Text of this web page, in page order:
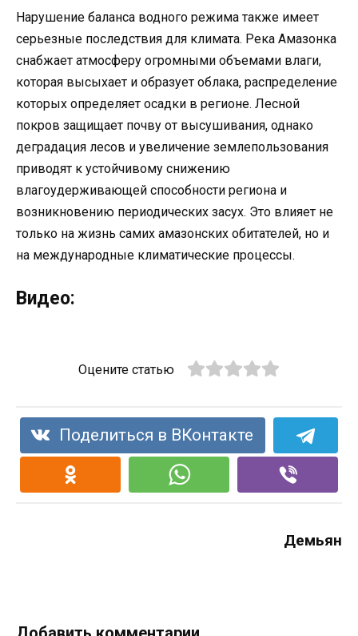
Нарушение баланса водного режима также имеет
серьезные последствия для климата. Река Амазонка
снабжает атмосферу огромными объемами влаги,
которая высыхает и образует облака, распределение
которых определяет осадки в регионе. Лесной
покров защищает почву от высушивания, однако
деградация лесов и увеличение землепользования
приводят к устойчивому снижению
влагоудерживающей способности региона и
возникновению периодических засух. Это влияет не
только на жизнь самих амазонских обитателей, но и
на международные климатические процессы.
Видео:
Оцените статью
Поделиться в ВКонтакте
Демьян